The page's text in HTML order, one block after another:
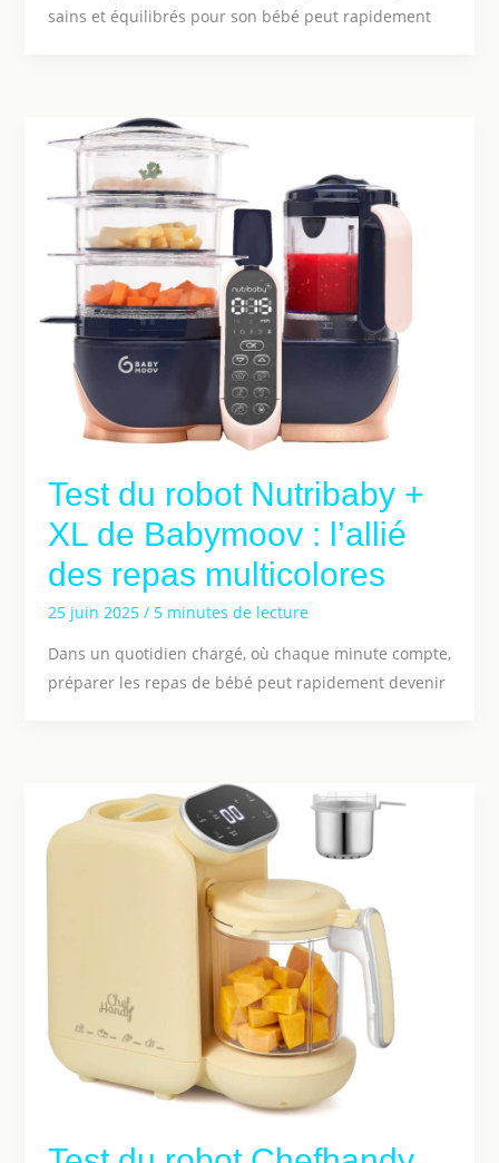
sains et équilibrés pour son bébé peut rapidement
Test du robot Nutribaby +
XL de Babymoov : l’allié
des repas multicolores
25 juin 2025 / 5 minutes de lecture
Dans un quotidien chargé, où chaque minute compte,
préparer les repas de bébé peut rapidement devenir